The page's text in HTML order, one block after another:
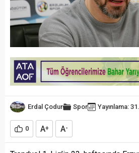
Erdal Çodur Spor Yayınlama:
0 A+ A-